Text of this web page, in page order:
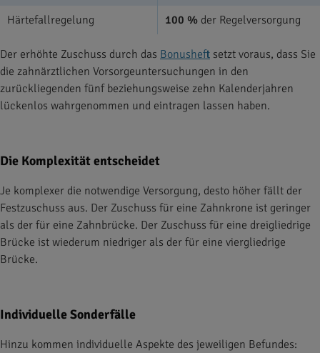
Härtefallregelung
100 % der Regelversorgung
Der erhöhte Zuschuss durch das Bonusheft setzt voraus, dass Sie
die zahnärztlichen Vorsorgeuntersuchungen in den
zurückliegenden fünf beziehungsweise zehn Kalenderjahren
lückenlos wahrgenommen und eintragen lassen haben.
Die Komplexität entscheidet
Je komplexer die notwendige Versorgung, desto höher fällt der
Festzuschuss aus. Der Zuschuss für eine Zahnkrone ist geringer
als der für eine Zahnbrücke. Der Zuschuss für eine dreigliedrige
Brücke ist wiederum niedriger als der für eine viergliedrige
Brücke.
Individuelle Sonderfälle
Hinzu kommen individuelle Aspekte des jeweiligen Befundes: